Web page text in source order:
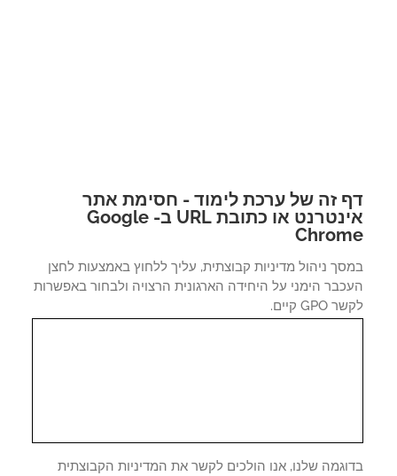
זה של ערכת לימוד - חסימת אתר
אינטרנט או כתובת URL ב- Google
ניהול מדיניות קבוצתית, עליך ללחוץ באמצעות לחצן
הימני על היחידה הארגונית הרצויה ולבחור באפשרות
שלנו, אנו הולכים לקשר את המדיניות הקבוצתית